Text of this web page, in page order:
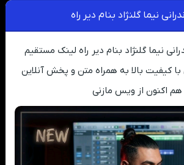
نیما گلنژاد بنام دیر راه
نیما گلنژاد بنام دیر راه لینک مستقیم
کیفیت بالا به همراه متن و پخش آنلاین
هم اکنون از ویس مازنی